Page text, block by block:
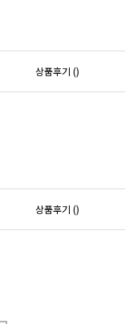
상품후기 ()
상품후기 ()